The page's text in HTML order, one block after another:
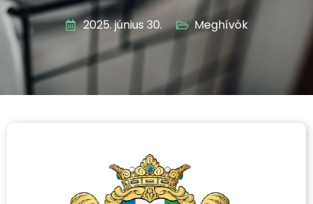
2025. június 30. Meghívók